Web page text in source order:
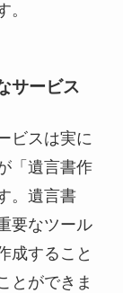
。
サービス
ビスは実に
「遺言書作
。遺言書
要なツール
成すること
とができま